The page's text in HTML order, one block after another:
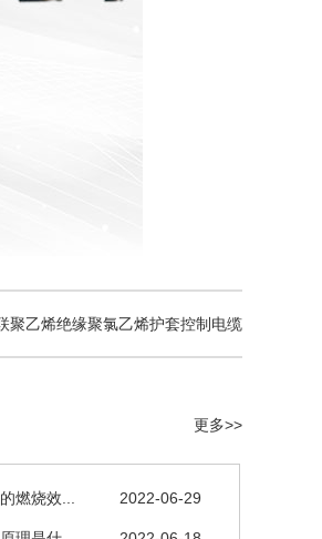
聚乙烯绝缘聚氯乙烯护套控制电缆
更多>>
2022-06-29
燃烧效...